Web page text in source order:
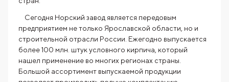
Сегодня Норский завод является передовым
предприятием не только Ярославской области, но и
строительной отрасли России. Ежегодно выпускается
более 100 млн. штук условного кирпича, который
нашел применение во многих регионах страны.
Большой ассортимент выпускаемой продукции